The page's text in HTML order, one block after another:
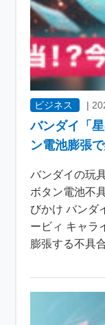
ビジネス |
バンダイ「
ン電池膨張
バンダイの玩
ボタン電池不
びかけ バンダ
ービィ キャラ
膨張する不具